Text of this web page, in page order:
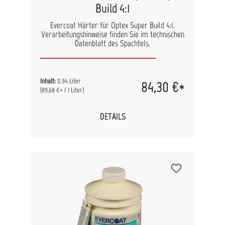
Build 4:1
Evercoat Härter für Optex Super Build 4:1.
Verarbeitungshinweise finden Sie im technischen
Datenblatt des Spachtels.
Inhalt: 0.94 Liter
(89,68 €* / 1 Liter)
84,30 €*
DETAILS